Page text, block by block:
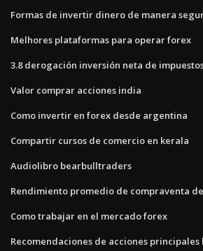
Formas de invertir dinero de manera
Melhores plataformas para operar forex
3.8 derogación inversión neta de
Valor comprar acciones india
Como invertir en forex desde argentina
Compartir cursos de comercio en kerala
Audiolibro bearbulltraders
Rendimiento promedio de compraventa
Como trabajar en el mercado forex
Recomendaciones de acciones principales